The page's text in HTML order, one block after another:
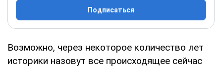
Подписаться
Возможно, через некоторое количество лет
историки назовут все происходящее сейчас